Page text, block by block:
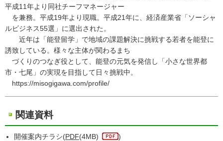
平成11年より同社チーフマネージャー
を兼務。平成19年より現職。平成21年に、経済産業省「ソーシャ
ルビジネス55選」に選出された。
近年は「能登留学」で地域の課題解決に挑戦する若者を能登に
誘致している。様々な主体が関わるまち
づくりのつなぎ役として、能登の元気を発信し「小さな世界都
市・七尾」の実現を目指して日々挑戦中。
https://misogigawa.com/profile/
関連資料
開催案内チラシ(PDF(4MB) )